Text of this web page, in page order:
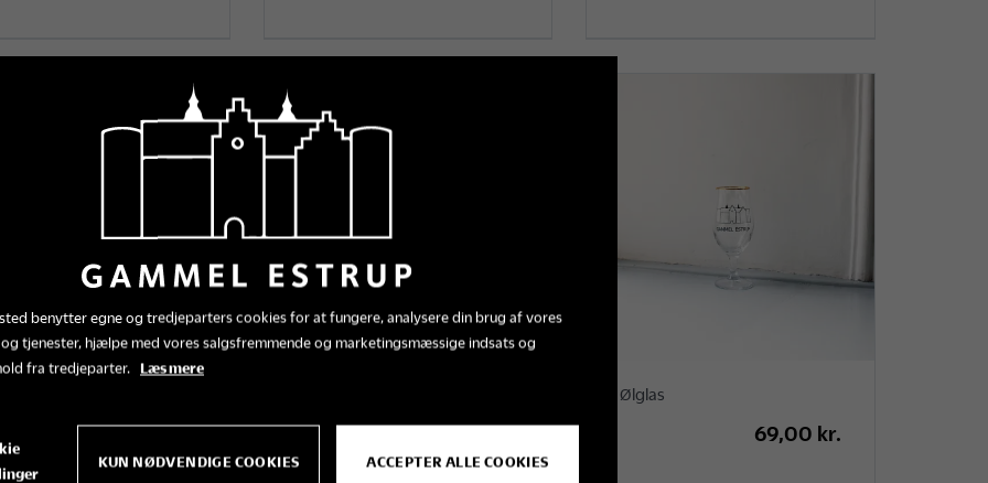
99,00 kr. 65,00 kr.
Ølglas
69,00 kr.
benytter egne og tredjeparters cookies for at fungere, analysere din brug af vores
tjenester, hjælpe med vores salgsfremmende og marketingsmæssige indsats og
fra tredjeparter. Læs mere
KUN NØDVENDIGE COOKIES ACCEPTER ALLE COOKIES